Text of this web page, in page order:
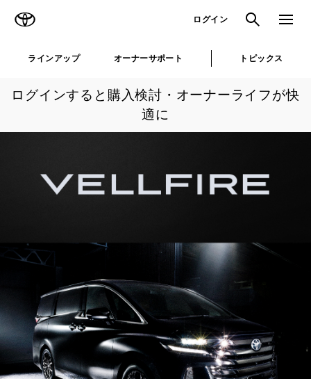
ログイン 検索 メニュ
ラインアップ オーナーサポート トピックス
ログインすると購入検討・オーナーライフが快
適に